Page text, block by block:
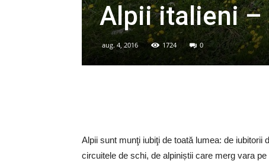
Alpii italieni –
aug. 4, 2016 1724 0
Alpii sunt munţi iubiţi de toată lumea: de
circuitele de schi, de alpiniștii care merg vara